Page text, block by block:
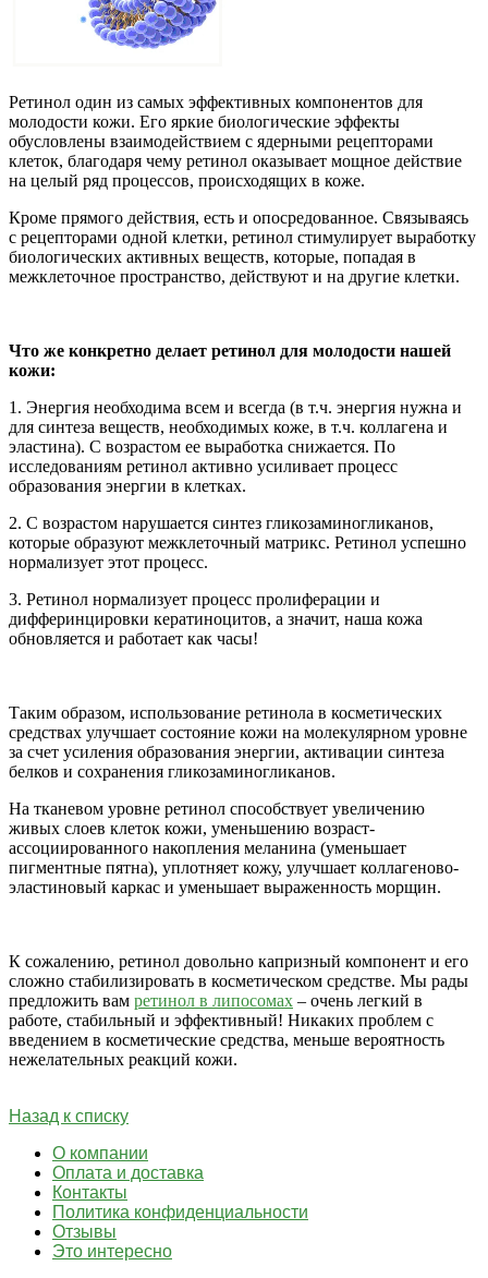
Ретинол один из самых эффективных компонентов для
молодости кожи. Его яркие биологические эффекты
обусловлены взаимодействием с ядерными рецепторами
клеток, благодаря чему ретинол оказывает мощное действие
на целый ряд процессов, происходящих в коже.
Кроме прямого действия, есть и опосредованное. Связываясь
с рецепторами одной клетки, ретинол стимулирует выработку
биологических активных веществ, которые, попадая в
межклеточное пространство, действуют и на другие клетки.
Что же конкретно делает ретинол для молодости нашей
кожи:
1. Энергия необходима всем и всегда (в т.ч. энергия нужна и
для синтеза веществ, необходимых коже, в т.ч. коллагена и
эластина). С возрастом ее выработка снижается. По
исследованиям ретинол активно усиливает процесс
образования энергии в клетках.
2. С возрастом нарушается синтез гликозаминогликанов,
которые образуют межклеточный матрикс. Ретинол успешно
нормализует этот процесс.
3. Ретинол нормализует процесс пролиферации и
дифферинцировки кератиноцитов, а значит, наша кожа
обновляется и работает как часы!
Таким образом, использование ретинола в косметических
средствах улучшает состояние кожи на молекулярном уровне
за счет усиления образования энергии, активации синтеза
белков и сохранения гликозаминогликанов.
На тканевом уровне ретинол способствует увеличению
живых слоев клеток кожи, уменьшению возраст-
ассоциированного накопления меланина (уменьшает
пигментные пятна), уплотняет кожу, улучшает коллагеново-
эластиновый каркас и уменьшает выраженность морщин.
К сожалению, ретинол довольно капризный компонент и его
сложно стабилизировать в косметическом средстве. Мы рады
предложить вам ретинол в липосомах – очень легкий в
работе, стабильный и эффективный! Никаких проблем с
введением в косметические средства, меньше вероятность
нежелательных реакций кожи.
Назад к списку
О компании
Оплата и доставка
Контакты
Политика конфиденциальности
Отзывы
Это интересно